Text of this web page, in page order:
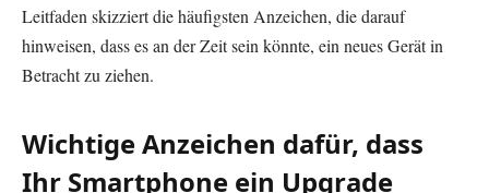
Leitfaden skizziert die häufigsten Anzeichen, die darauf
hinweisen, dass es an der Zeit sein könnte, ein neues Gerät in
Betracht zu ziehen.
Wichtige Anzeichen dafür, dass
Ihr Smartphone ein Upgrade